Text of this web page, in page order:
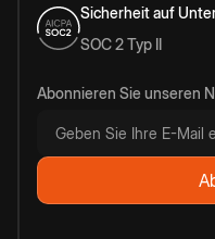
Sicherheit auf
SOC 2 Typ II
Abonnieren Sie unseren